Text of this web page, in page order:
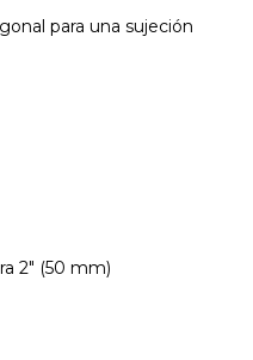
para una sujeción
2″ (50 mm)